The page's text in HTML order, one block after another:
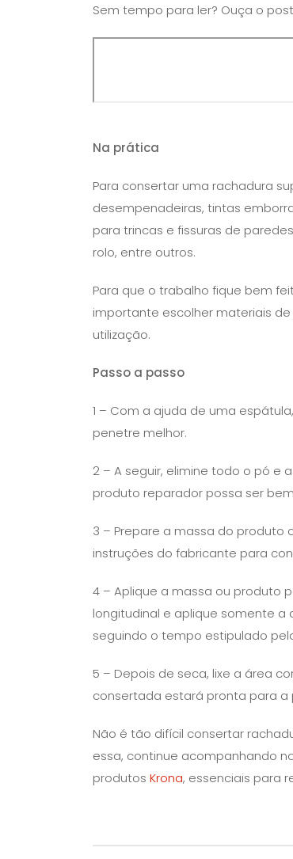
Sem tempo para ler? Ouça o
Na prática
Para consertar uma rachadura
desempenadeiras, tintas
para trincas e fissuras de
rolo, entre outros.
Para que o trabalho fique bem
importante escolher materiais
utilização.
Passo a passo
1 – Com a ajuda de uma
penetre melhor.
2 – A seguir, elimine todo o pó e
produto reparador possa ser
3 – Prepare a massa do produto
instruções do fabricante para
4 – Aplique a massa ou produto
longitudinal e aplique somente
seguindo o tempo estipulado
5 – Depois de seca, lixe a área
consertada estará pronta para a
Não é tão difícil consertar
essa, continue acompanhando
produtos Krona, essenciais para